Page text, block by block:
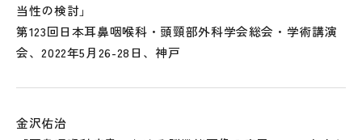
当性の検討」
第123回日本耳鼻咽喉科・頭頸部外科学会総会・学術講演
会、2022年5月26-28日、神戸
金沢佑治